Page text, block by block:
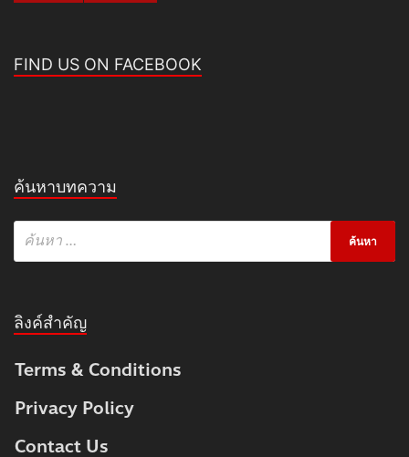
FIND US ON FACEBOOK
ค้นหาบทความ
ลิงค์สำคัญ
Terms & Conditions
Privacy Policy
Contact Us